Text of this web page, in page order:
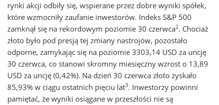
rynki akcji odbiły się, wspierane przez dobre wyniki spółek,
które wzmocniły zaufanie inwestorów. Indeks S&P 500
zamknął się na rekordowym poziomie 30 czerwca2. Chociaż
złoto było pod presją tej zmiany nastrojów, pozostało
odporne, zamykając się na poziomie 3303,14 USD za uncję
30 czerwca, co stanowi skromny miesięczny wzrost o 13,89
USD za uncję (0,42%). Na dzień 30 czerwca złoto zyskało
85,93% w ciągu ostatnich pięciu lat3. Inwestorzy powinni
pamiętać, że wyniki osiągane w przeszłości nie są